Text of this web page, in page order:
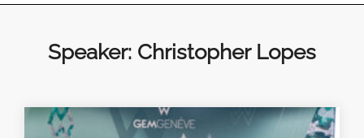
Speaker: Christopher Lopes